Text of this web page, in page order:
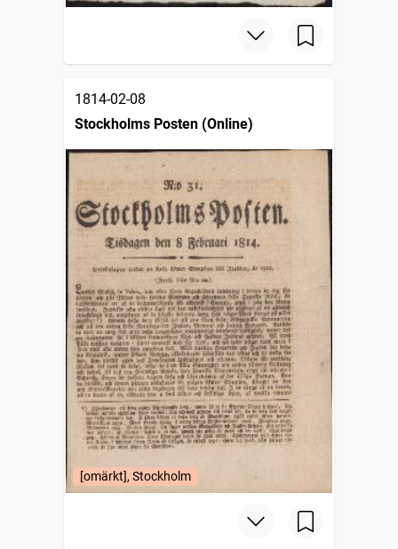
1814-02-08
Stockholms Posten (Online)
[omärkt], Stockholm